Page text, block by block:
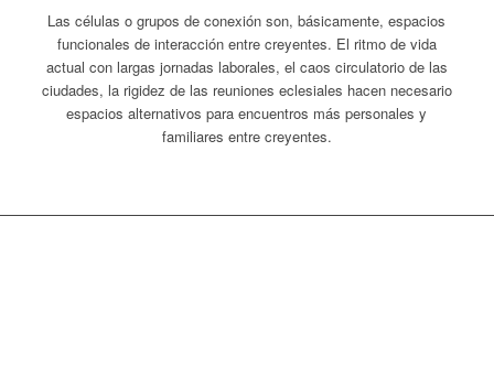
Las células o grupos de conexión son, básicamente, espacios
funcionales de interacción entre creyentes. El ritmo de vida
actual con largas jornadas laborales, el caos circulatorio de las
ciudades, la rigidez de las reuniones eclesiales hacen necesario
espacios alternativos para encuentros más personales y
familiares entre creyentes.